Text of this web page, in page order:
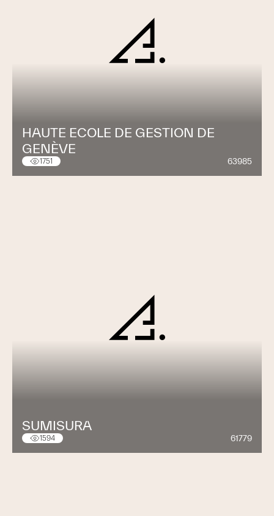
HAUTE ECOLE DE GESTION DE
GENÈVE
1751 63985
SUMISURA
1594 61779